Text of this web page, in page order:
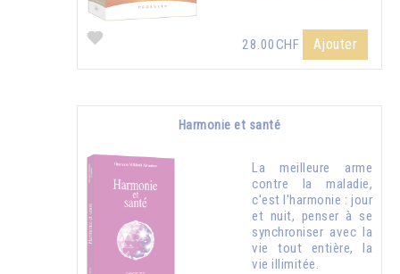
28.00CHF Ajouter
Harmonie et santé
La meilleure arme
contre la maladie,
c'est l'harmonie : jour
et nuit, penser à se
synchroniser avec la
vie tout entière, la
vie illimitée.